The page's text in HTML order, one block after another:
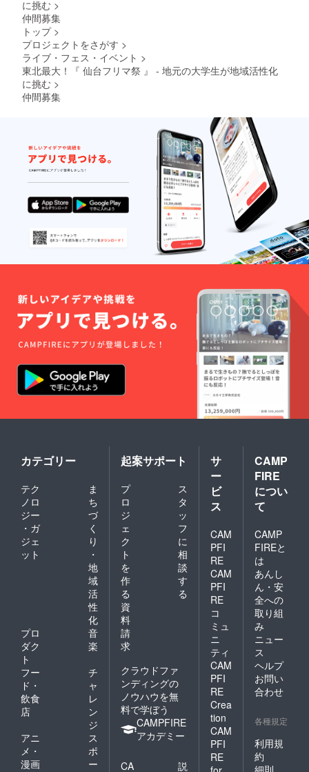
に挑む >
仲間募集
トップ >
プロジェクトをさがす >
ライブ・フェス・イベント >
東北最大！『 仙台フリマ祭 』 - 地元の大学生が地域活性化
に挑む >
仲間募集
カテゴリー
テク
ノロ
ジー
・ガ
ジェ
ット
ま
ち
づ
く
り
・
地
域
活
性
化
プロ
ダク
ト
音
楽
フー
ド・
飲食
店
チ
ャ
レ
ン
ジ
アニ
メ・
漫画
ス
ポ
ー
起案サポート
プ
ロ
ジ
ェ
ク
ト
を
作
る
ス
タ
ッ
フ
に
相
談
す
る
資
料
請
求
クラウドファ
ンディングの
ノウハウを無
料で学ぼう
CAMPFIRE
アカデミー
CA 説
サ
ー
ビ
ス
CAM
PFI
RE
CAM
PFI
RE
コ
ミュ
ニ
ティ
CAM
PFI
RE
Crea
tion
CAM
PFI
RE
CAMP
FIRE
につい
て
CAMP
FIREと
は
あんし
ん・安
全への
取り組
み
ニュー
ス
ヘルプ
お問い
合わせ
各種規定
利用規
約